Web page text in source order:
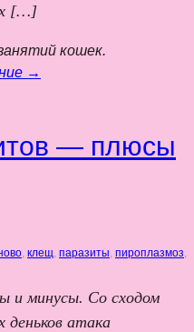
[…]
кошек.
→
— плюсы
клещ паразиты пироплазмоз
и минусы. Со сходом
деньков атака